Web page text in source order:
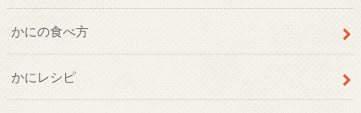
かにの食べ方
かにレシピ